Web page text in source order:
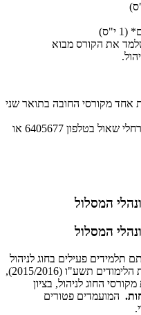
י"ס)
את הקורס מבוא
אחד מקורסי החובה בתואר שני
בנושא קבלה ופטורים יש לפנות לרחלי שאול בטלפון 6405677 או
המסלול
המסלול
תלמידים פעילים בחוג לניהול
שהחלו את לימודיהם משנת הלימודים תשע"ו (2015/2016),
החוג לניהול, בציון
המועמדים פטורים